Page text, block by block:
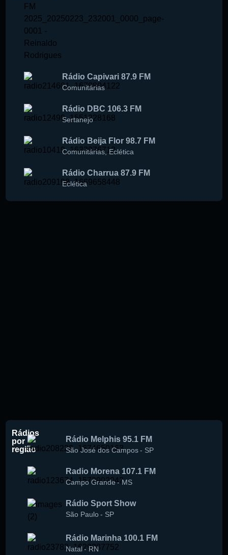
Rádio Capivari 87.9 FM
Comunitárias
Rádio DBC 106.3 FM
Sertanejo
Rádio Beija Flor 98.7 FM
Comunitárias,Eclética
Rádio Charrua 87.9 FM
Eclética
Rádios
por
região
Rádio Melphis 95.1 FM
São José dos Campos - SP
Radio Morena 107.1 FM
Campo Grande-MS
Rádio Sport Show
São Paulo - SP
Rádio Marinha 100.1 FM
Natal-RN